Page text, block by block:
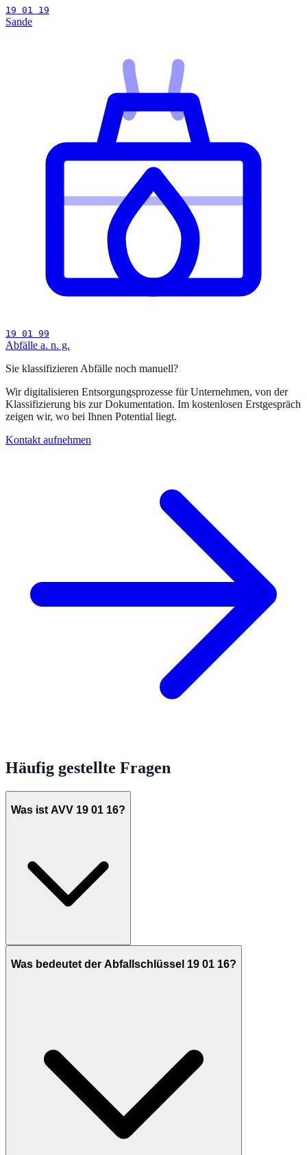
19 01 19
Sande
19 01 99
Abfälle a. n. g.
Sie klassifizieren Abfälle noch manuell?
Wir digitalisieren Entsorgungsprozesse für Unternehmen, von der
Klassifizierung bis zur Dokumentation. Im kostenlosen Erstgespräch
zeigen wir, wo bei Ihnen Potential liegt.
Kontakt aufnehmen
Häufig gestellte Fragen
Was ist AVV 19 01 16?
Was bedeutet der Abfallschlüssel 19 01 16?